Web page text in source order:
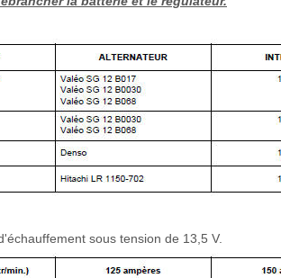
sous tension de 13,5 V.